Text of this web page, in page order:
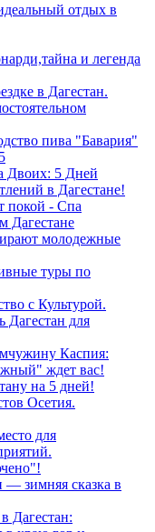
отдых в
и легенда
в Дагестан.
пива "Бавария"
Двоих: 5 Дней
в Дагестане!
покой - Спа
Дагестане
молодежные
туры по
с Культурой.
Дагестан для
Каспия:
ждет вас!
на 5 дней!
Осетия.
для
— зимняя сказка в
Дагестан: